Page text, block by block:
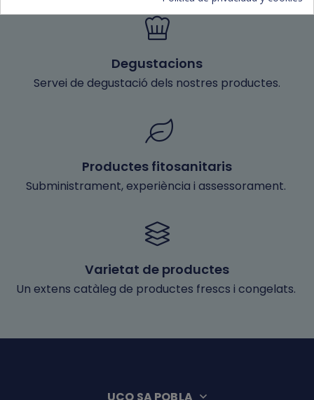
Degustacions
Servei de degustació dels nostres productes.
Productes fitosanitaris
Subministrament, experiència i assessorament.
Varietat de productes
Un extens catàleg de productes frescs i congelats.